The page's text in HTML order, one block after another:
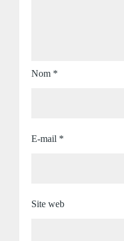
Nom *
E-mail *
Site web